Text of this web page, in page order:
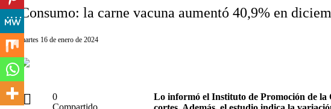
Consumo: la carne vacuna aumentó 40,9% en
martes 16 de enero de 2024
0
Lo informó el Instituto de Promoción de